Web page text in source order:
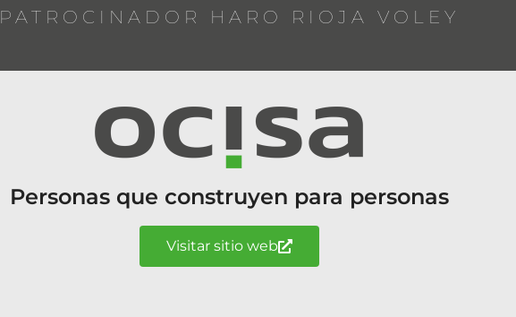
PATROCINADOR HARO RIOJA VOLEY
Personas que construyen para personas
Visitar sitio web